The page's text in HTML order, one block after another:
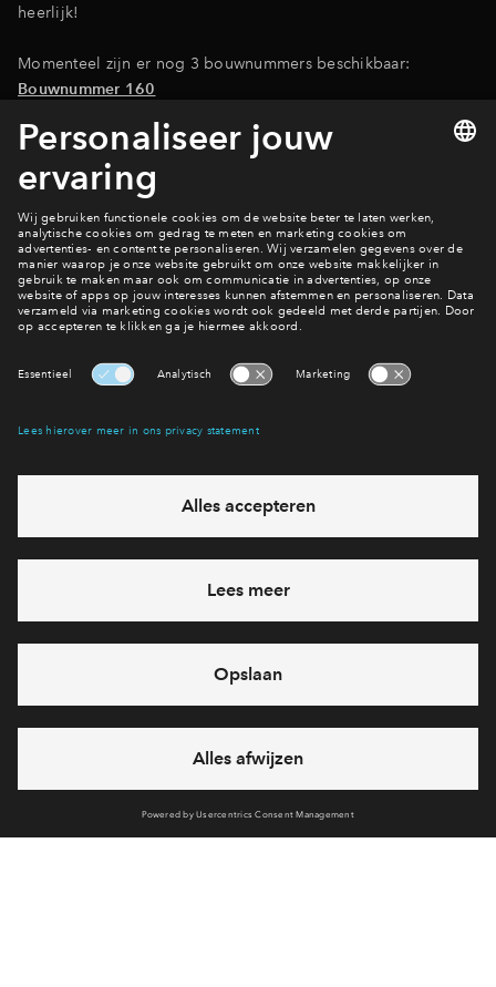
heerlijk!
Momenteel zijn er nog 3 bouwnummers beschikbaar:
Bouwnummer 160
Heb je interesse in één van deze woningen? Schrijf je in!
Wonen in Vechtrijk?
Bekijk het aanbod van Vechtrijk 3A1
Interesse? Meld je dan snel aan
Hiermee blijf je op de hoogte van het belangrijkste nieuws en
Ja, ik wil mij aanmelden
Heb je een vraag en wil je direct antwoord? Bel ons op
71 22 157
feestdagen)
vandaag gesloten, zaterdag zijn we vanaf
10:00 uur weer
bereikbaar